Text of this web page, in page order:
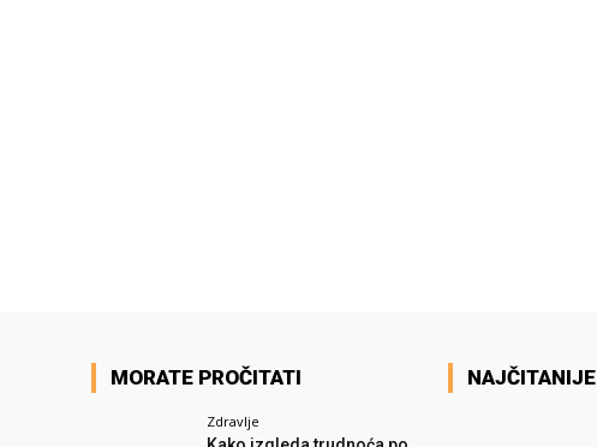
MORATE PROČITATI
Zdravlje
NAJČITANIJE